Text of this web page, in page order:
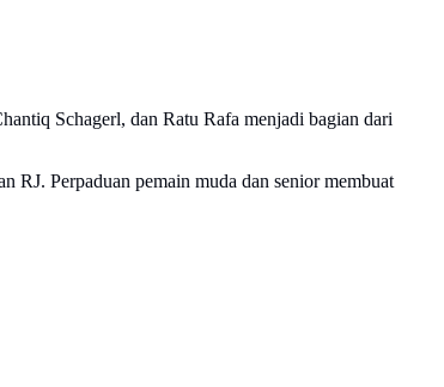
Schagerl, dan Ratu Rafa menjadi bagian dari
RJ. Perpaduan pemain muda dan senior membuat